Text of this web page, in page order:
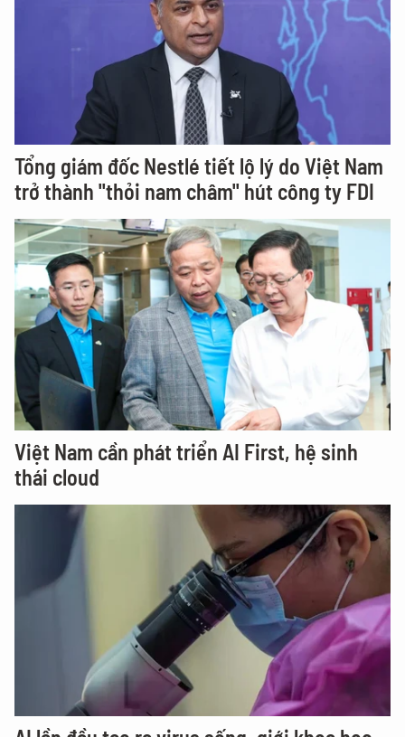
Tổng giám đốc Nestlé tiết lộ lý do Việt Nam
trở thành "thỏi nam châm" hút công ty FDI
Việt Nam cần phát triển AI First, hệ sinh
thái cloud